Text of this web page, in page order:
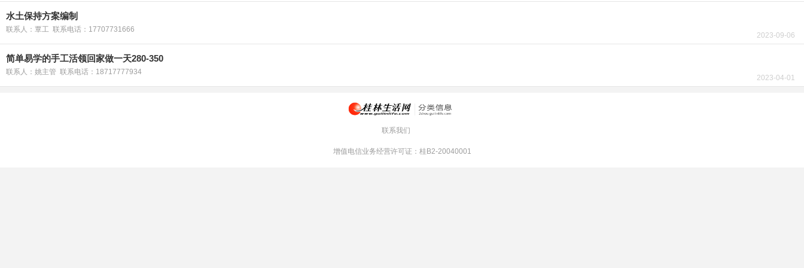
水土保持方案编制
联系人：覃工 联系电话：17707731666
2023-09-06
简单易学的手工活领回家做一天280-350
联系人：姚主管 联系电话：18717777934
2023-04-01
联系我们
增值电信业务经营许可证：桂B2-20040001